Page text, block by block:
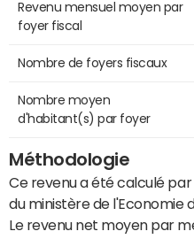
Revenu mensuel moyen par
foyer fiscal
Nombre de foyers fiscaux
Nombre moyen
d'habitant(s) par foyer
Méthodologie
Ce revenu a été calculé
du ministère de l'Economie
Le revenu net moyen par